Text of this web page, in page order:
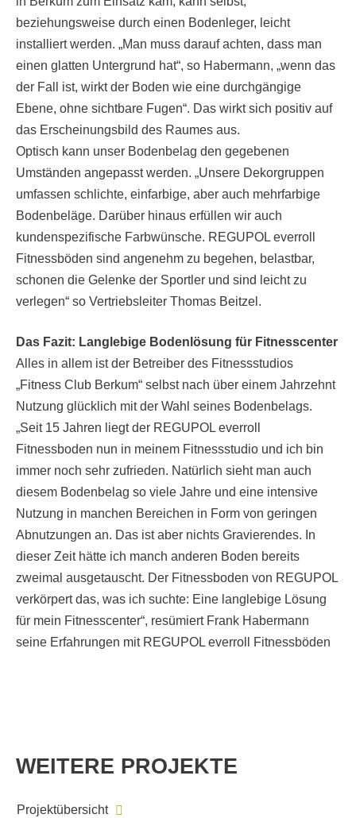
beziehungsweise durch einen Bodenleger, leicht
installiert werden. „Man muss darauf achten, dass man
einen glatten Untergrund hat“, so Habermann, „wenn das
der Fall ist, wirkt der Boden wie eine durchgängige
Ebene, ohne sichtbare Fugen“. Das wirkt sich positiv auf
das Erscheinungsbild des Raumes aus.
Optisch kann unser Bodenbelag den gegebenen
Umständen angepasst werden. „Unsere Dekorgruppen
umfassen schlichte, einfarbige, aber auch mehrfarbige
Bodenbeläge. Darüber hinaus erfüllen wir auch
kundenspezifische Farbwünsche. REGUPOL everroll
Fitnessböden sind angenehm zu begehen, belastbar,
schonen die Gelenke der Sportler und sind leicht zu
verlegen“ so Vertriebsleiter Thomas Beitzel.
Das Fazit: Langlebige Bodenlösung für Fitnesscenter
Alles in allem ist der Betreiber des Fitnessstudios
„Fitness Club Berkum“ selbst nach über einem Jahrzehnt
Nutzung glücklich mit der Wahl seines Bodenbelags.
„Seit 15 Jahren liegt der REGUPOL everroll
Fitnessboden nun in meinem Fitnessstudio und ich bin
immer noch sehr zufrieden. Natürlich sieht man auch
diesem Bodenbelag so viele Jahre und eine intensive
Nutzung in manchen Bereichen in Form von geringen
Abnutzungen an. Das ist aber nichts Gravierendes. In
dieser Zeit hätte ich manch anderen Boden bereits
zweimal ausgetauscht. Der Fitnessboden von REGUPOL
verkörpert das, was ich suchte: Eine langlebige Lösung
für mein Fitnesscenter“, resümiert Frank Habermann
seine Erfahrungen mit REGUPOL everroll Fitnessböden
WEITERE PROJEKTE
Projektübersicht